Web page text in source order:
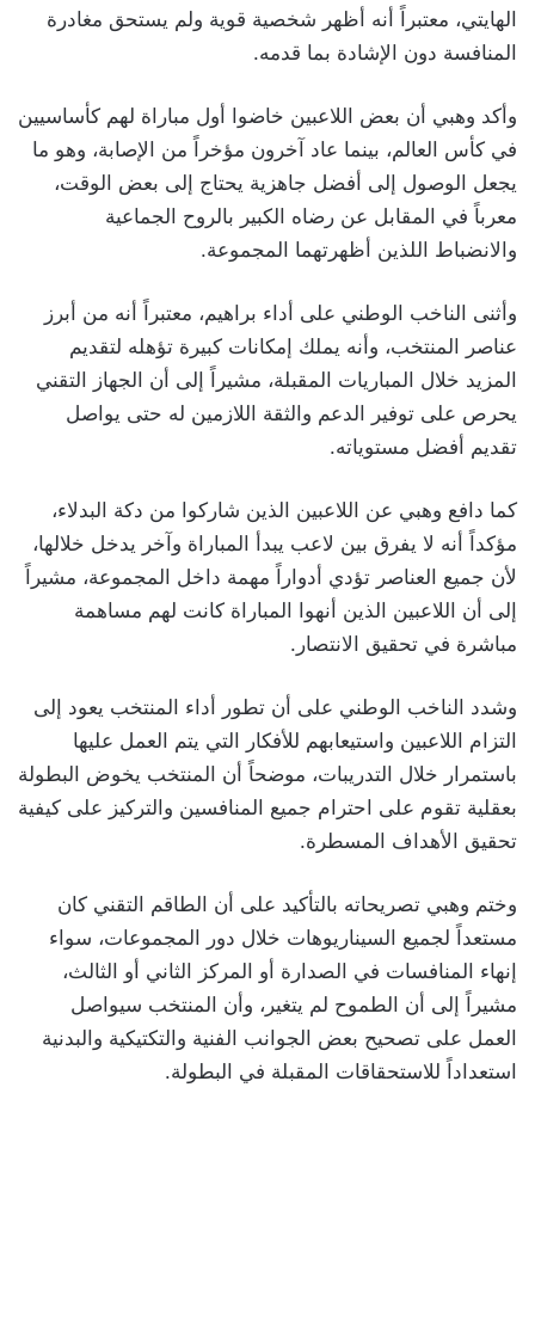
الهايتي، معتبراً أنه أظهر شخصية قوية ولم يستحق مغادرة
المنافسة دون الإشادة بما قدمه.
وأكد وهبي أن بعض اللاعبين خاضوا أول مباراة لهم كأساسيين
في كأس العالم، بينما عاد آخرون مؤخراً من الإصابة، وهو ما
يجعل الوصول إلى أفضل جاهزية يحتاج إلى بعض الوقت،
معرباً في المقابل عن رضاه الكبير بالروح الجماعية
والانضباط اللذين أظهرتهما المجموعة.
وأثنى الناخب الوطني على أداء براهيم، معتبراً أنه من أبرز
عناصر المنتخب، وأنه يملك إمكانات كبيرة تؤهله لتقديم
المزيد خلال المباريات المقبلة، مشيراً إلى أن الجهاز التقني
يحرص على توفير الدعم والثقة اللازمين له حتى يواصل
تقديم أفضل مستوياته.
كما دافع وهبي عن اللاعبين الذين شاركوا من دكة البدلاء،
مؤكداً أنه لا يفرق بين لاعب يبدأ المباراة وآخر يدخل خلالها،
لأن جميع العناصر تؤدي أدواراً مهمة داخل المجموعة، مشيراً
إلى أن اللاعبين الذين أنهوا المباراة كانت لهم مساهمة
مباشرة في تحقيق الانتصار.
وشدد الناخب الوطني على أن تطور أداء المنتخب يعود إلى
التزام اللاعبين واستيعابهم للأفكار التي يتم العمل عليها
باستمرار خلال التدريبات، موضحاً أن المنتخب يخوض البطولة
بعقلية تقوم على احترام جميع المنافسين والتركيز على كيفية
تحقيق الأهداف المسطرة.
وختم وهبي تصريحاته بالتأكيد على أن الطاقم التقني كان
مستعداً لجميع السيناريوهات خلال دور المجموعات، سواء
إنهاء المنافسات في الصدارة أو المركز الثاني أو الثالث،
مشيراً إلى أن الطموح لم يتغير، وأن المنتخب سيواصل
العمل على تصحيح بعض الجوانب الفنية والتكتيكية والبدنية
استعداداً للاستحقاقات المقبلة في البطولة.